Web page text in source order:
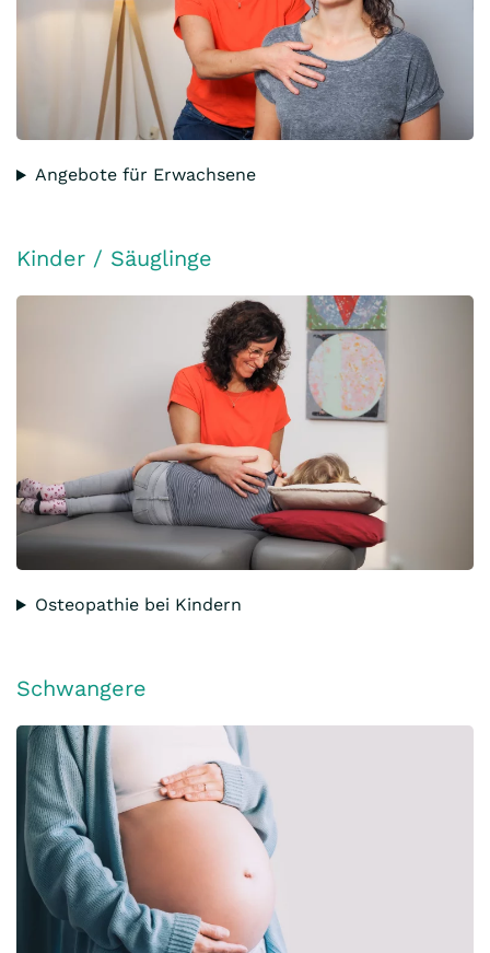
Angebote für Erwachsene
Kinder / Säuglinge
Osteopathie bei Kindern
Schwangere